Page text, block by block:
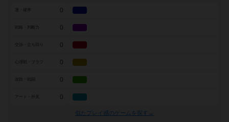
0
戦略・判断力 0
0
0
0
アート・外見 0
似たプレイ感のゲームを探す→